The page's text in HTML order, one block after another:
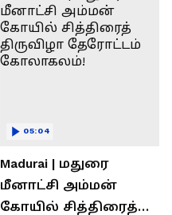
Madurai | மதுரை
மீனாட்சி அம்மன்
கோயில் சித்திரைத்
05:04